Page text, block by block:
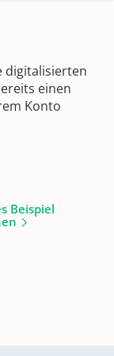
digitalisierten
einen
Konto
Beispiel